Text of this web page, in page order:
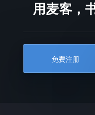
用麦客，
免费注册